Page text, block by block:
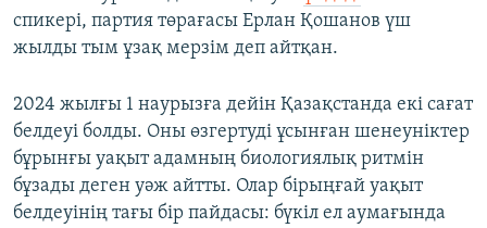
спикері, партия төрағасы Ерлан Қошанов үш
жылды тым ұзақ мерзім деп айтқан.
2024 жылғы 1 наурызға дейін Қазақстанда екі сағат
белдеуі болды. Оны өзгертуді ұсынған шенеуніктер
бұрынғы уақыт адамның биологиялық ритмін
бұзады деген уәж айтты. Олар бірыңғай уақыт
белдеуінің тағы бір пайдасы: бүкіл ел аумағында